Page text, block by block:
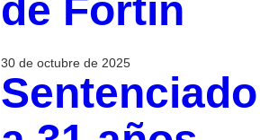
de Fortín
30 de octubre de 2025
Sentenciado